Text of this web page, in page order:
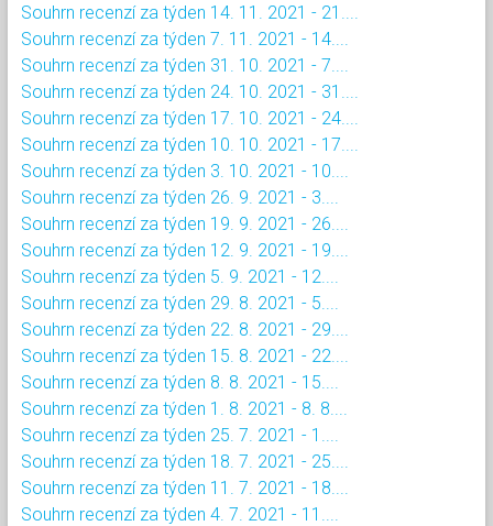
Souhrn recenzí za týden 14. 11. 2021 - 21....
Souhrn recenzí za týden 7. 11. 2021 - 14....
Souhrn recenzí za týden 31. 10. 2021 - 7....
Souhrn recenzí za týden 24. 10. 2021 - 31....
Souhrn recenzí za týden 17. 10. 2021 - 24....
Souhrn recenzí za týden 10. 10. 2021 - 17....
Souhrn recenzí za týden 3. 10. 2021 - 10....
Souhrn recenzí za týden 26. 9. 2021 - 3....
Souhrn recenzí za týden 19. 9. 2021 - 26....
Souhrn recenzí za týden 12. 9. 2021 - 19....
Souhrn recenzí za týden 5. 9. 2021 - 12....
Souhrn recenzí za týden 29. 8. 2021 - 5....
Souhrn recenzí za týden 22. 8. 2021 - 29....
Souhrn recenzí za týden 15. 8. 2021 - 22....
Souhrn recenzí za týden 8. 8. 2021 - 15....
Souhrn recenzí za týden 1. 8. 2021 - 8. 8....
Souhrn recenzí za týden 25. 7. 2021 - 1....
Souhrn recenzí za týden 18. 7. 2021 - 25....
Souhrn recenzí za týden 11. 7. 2021 - 18....
Souhrn recenzí za týden 4. 7. 2021 - 11....